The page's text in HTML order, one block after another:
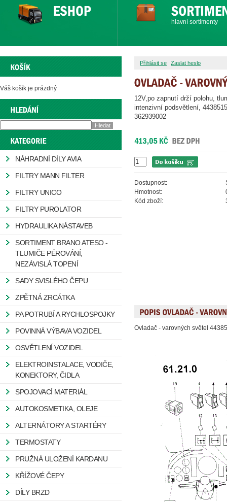
hlavní sortimenty
Přihlásit se Zaslat heslo
12V,po zapnutí drží polohu,
intenzivní podsvětlení,
362939002
Dostupnost:
Hmotnost:
Kód zboží:
Ovladač - varovných světel
Váš košík je prázdný
NÁHRADNÍ DÍLY AVIA
FILTRY MANN FILTER
FILTRY UNICO
FILTRY PUROLATOR
HYDRAULIKA NÁSTAVEB
SORTIMENT BRANO ATESO -
TLUMIČE PÉROVÁNÍ,
NEZÁVISLÁ TOPENÍ
SADY SVISLÉHO ČEPU
ZPĚTNÁ ZRCÁTKA
PA POTRUBÍ A RYCHLOSPOJKY
POVINNÁ VÝBAVA VOZIDEL
OSVĚTLENÍ VOZIDEL
ELEKTROINSTALACE, VODIČE,
KONEKTORY, ČIDLA
SPOJOVACÍ MATERIÁL
AUTOKOSMETIKA, OLEJE
ALTERNÁTORY A STARTÉRY
TERMOSTATY
PRUŽNÁ ULOŽENÍ KARDANU
KŘÍŽOVÉ ČEPY
DÍLY BRZD